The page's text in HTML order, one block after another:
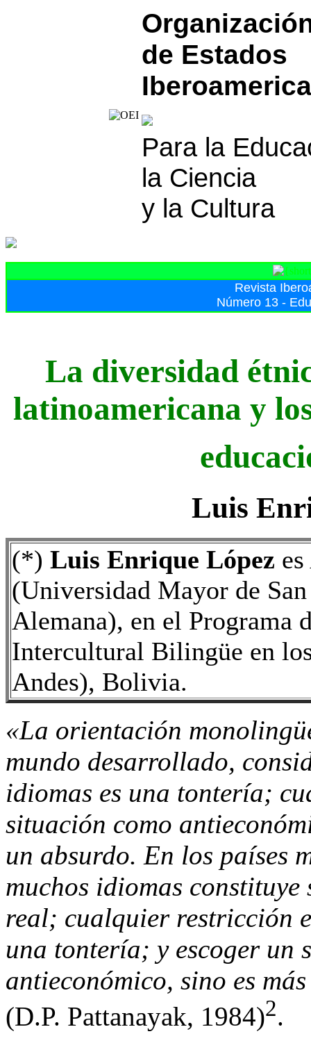
de Estados
Para la
la Ciencia
y la Cultura
Revista
Número 13 -
La diversidad
latinoamericana y
Luis
(*) Luis Enrique López
(Universidad Mayor de
Alemana), en el Programa
Intercultural Bilingüe en
Andes), Bolivia.
«La orientación
mundo desarrollado,
idiomas es una tontería;
situación como
un absurdo. En los países
muchos idiomas
real; cualquier restricción
una tontería; y escoger un
antieconómico, sino es
(D.P. Pattanayak, 1984)2.